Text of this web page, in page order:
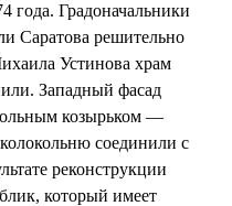
года. Градоначальники
Саратова решительно
Устинова храм
Западный фасад
козырьком —
соединили с
реконструкции
который имеет